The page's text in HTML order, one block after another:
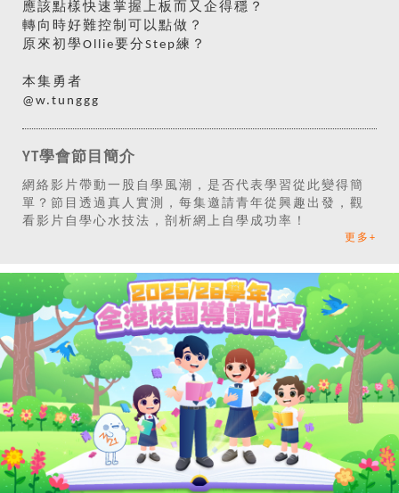
應該點樣快速掌握上板而又企得穩？
轉向時好難控制可以點做？
原來初學Ollie要分Step練？
本集勇者
@w.tunggg
YT學會節目簡介
網絡影片帶動一股自學風潮，是否代表學習從此變得簡
單？節目透過真人實測，每集邀請青年從興趣出發，觀
看影片自學心水技法，剖析網上自學成功率！
更多+